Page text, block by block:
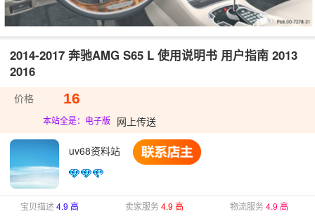
2014-2017 奔驰AMG S65 L 使用说明书 用户指南 2013
2016
价格 16
本站全是：电子版 网上传送
uv68资料站
宝贝描述 4.9 高 卖家服务4.9 高 物流服务4.9 高